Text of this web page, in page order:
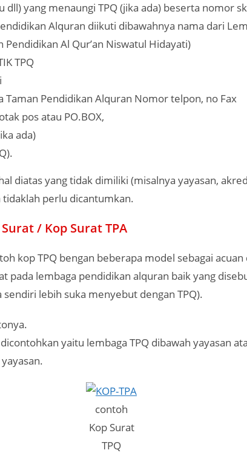
dll) yang menaungi TPQ (jika ada) beserta nomor
Alquran diikuti dibawahnya nama dari
Pendidikan Al Qur’an Niswatul Hidayati)
TPQ
Taman Pendidikan Alquran Nomor telpon, no Fax
pos atau PO.BOX,
ada)
diatas yang tidak dimiliki (misalnya yayasan,
perlu dicantumkan.
/ Kop Surat TPA
kop TPQ bengan beberapa model sebagai
pada lembaga pendidikan alquran baik yang
sendiri lebih suka menyebut dengan TPQ).
yaitu lembaga TPQ dibawah yayasan
contoh
Kop Surat
TPQ